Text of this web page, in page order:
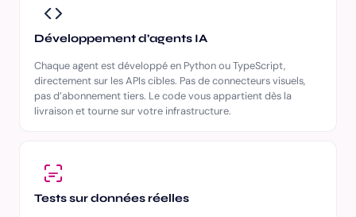
Développement d’agents IA
Chaque agent est développé en Python ou TypeScript,
directement sur les APIs cibles. Pas de connecteurs visuels,
pas d’abonnement tiers. Le code vous appartient dès la
livraison et tourne sur votre infrastructure.
Tests sur données réelles